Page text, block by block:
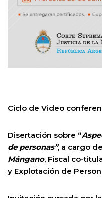
Ciclo de Video
Disertación sobre “
de personas”, a cargo
Mángano, Fiscal co-
y Explotación de